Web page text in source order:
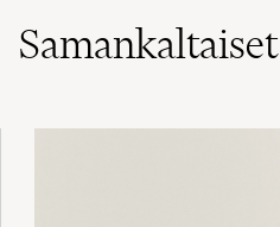
Samankaltaiset